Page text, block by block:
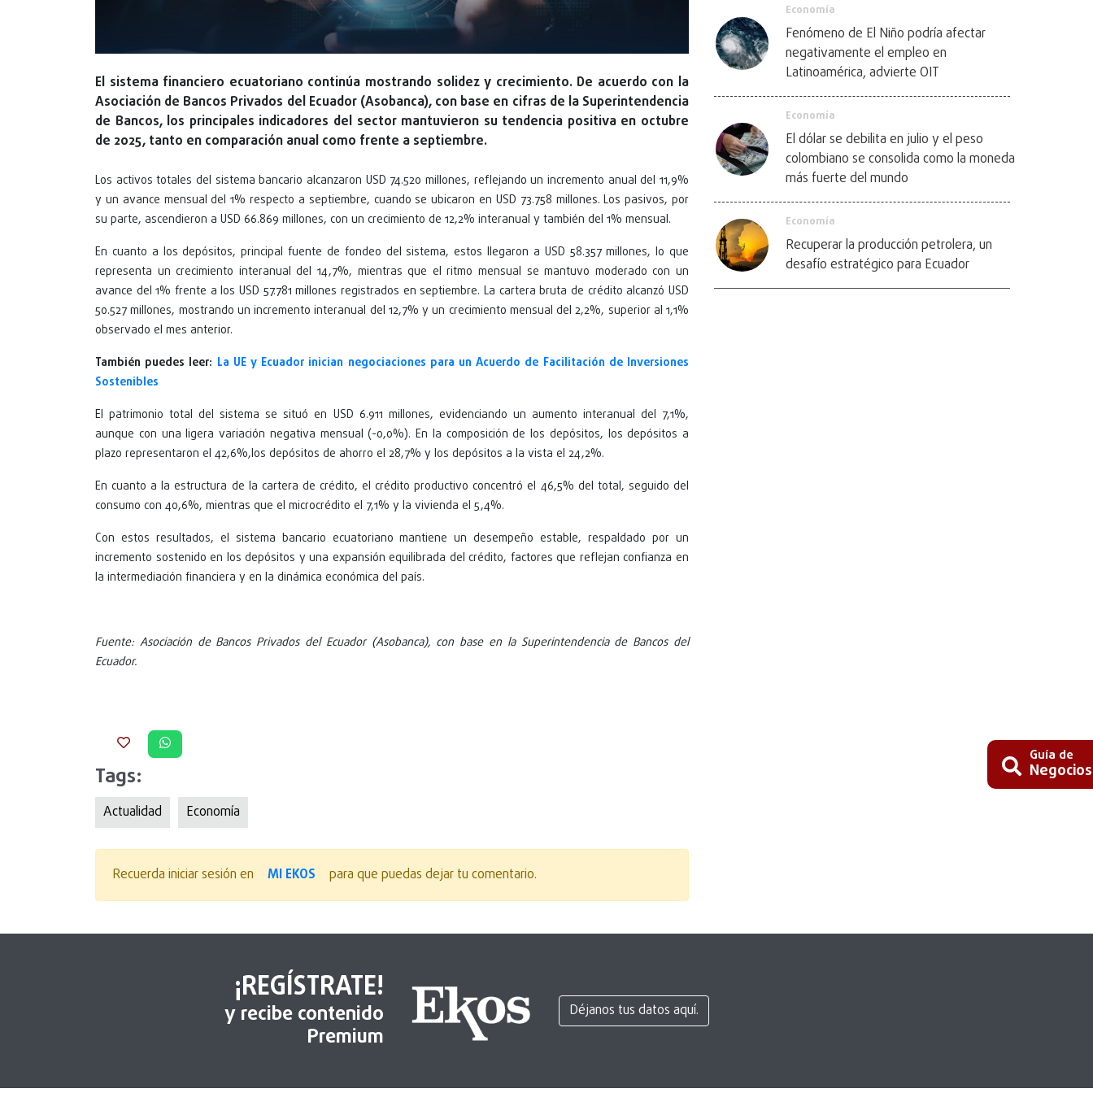
El sistema financiero ecuatoriano continúa mostrando solidez y crecimiento. De acuerdo con la
Asociación de Bancos Privados del Ecuador (Asobanca), con base en cifras de la Superintendencia
de Bancos, los principales indicadores del sector mantuvieron su tendencia positiva en octubre
de 2025, tanto en comparación anual como frente a septiembre.
Los activos totales del sistema bancario alcanzaron USD 74.520 millones, reflejando un incremento anual del 11,9%
y un avance mensual del 1% respecto a septiembre, cuando se ubicaron en USD 73.758 millones. Los pasivos, por
su parte, ascendieron a USD 66.869 millones, con un crecimiento de 12,2% interanual y también del 1% mensual.
En cuanto a los depósitos, principal fuente de fondeo del sistema, estos llegaron a USD 58.357 millones, lo que
representa un crecimiento interanual del 14,7%, mientras que el ritmo mensual se mantuvo moderado con un
avance del 1% frente a los USD 57.781 millones registrados en septiembre. La cartera bruta de crédito alcanzó USD
50.527 millones, mostrando un incremento interanual del 12,7% y un crecimiento mensual del 2,2%, superior al 1,1%
observado el mes anterior.
También puedes leer: La UE y Ecuador inician negociaciones para un Acuerdo de Facilitación de Inversiones
Sostenibles
El patrimonio total del sistema se situó en USD 6.911 millones, evidenciando un aumento interanual del 7,1%,
aunque con una ligera variación negativa mensual (-0,0%). En la composición de los depósitos, los depósitos a
plazo representaron el 42,6%,los depósitos de ahorro el 28,7% y los depósitos a la vista el 24,2%.
En cuanto a la estructura de la cartera de crédito, el crédito productivo concentró el 46,5% del total, seguido del
consumo con 40,6%, mientras que el microcrédito el 7,1% y la vivienda el 5,4%.
Con estos resultados, el sistema bancario ecuatoriano mantiene un desempeño estable, respaldado por un
incremento sostenido en los depósitos y una expansión equilibrada del crédito, factores que reflejan confianza en
la intermediación financiera y en la dinámica económica del país.
Fuente: Asociación de Bancos Privados del Ecuador (Asobanca), con base en la Superintendencia de Bancos del
Ecuador.
Tags:
Actualidad Economía
Recuerda iniciar sesión en MI EKOS para que puedas dejar tu comentario.
Economía
Fenómeno de El Niño podría afectar
negativamente el empleo en
Latinoamérica, advierte OIT
Economía
El dólar se debilita en julio y el peso
colombiano se consolida como la moneda
más fuerte del mundo
Economía
Recuperar la producción petrolera, un
desafío estratégico para Ecuador
¡REGÍSTRATE!
y recibe contenido
Premium
Déjanos tus datos aquí.
Guía de